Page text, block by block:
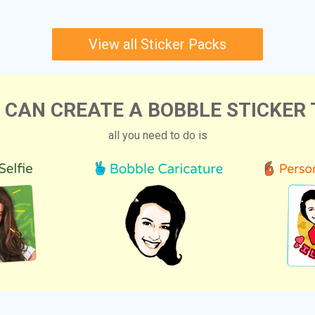
View all Sticker Packs
CAN CREATE A BOBBLE STICKER
all you need to do is